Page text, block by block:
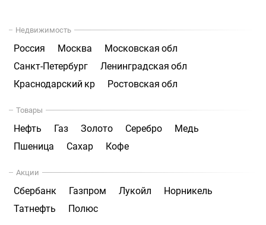
Недвижимость
Россия Москва
Московская обл
Санкт-Петербург
Ленинградская обл
Краснодарский кр
Ростовская обл
Товары
Нефть Газ Золото Серебро
Медь
Пшеница
Сахар Кофе
Акции
Сбербанк Газпром Лукойл
Норникель
Татнефть
Полюс